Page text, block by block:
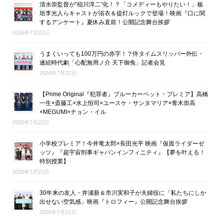
清水崇監督が“稲川淳二”化！？「コメディーもやりたい！」板
垣李光人らキャストが浴衣＆提灯ルックで登場！映画『口に関
するアンケート』夏休み直前！公開記念舞台挨拶
2026年7月22日
うまくいっても100万円の赤字！？侍タイムスリッパー外伝・
連続時代劇「心配無用ノ介 天下御免」記者会見
2026年7月22日
【Prime Original『犯罪者』ブルーカーペット・プレミア】高橋
一生×斎藤工×水上恒司×ユースケ・サンタマリア×青木崇高
×MEGUMI×チョン・イル
2026年7月22日
小学校プレミア！今井竜太郎×長田光平 映画『仮面ライダーゼ
ッツ』『超宇宙刑事ギャバンインフィニティ』【夢を叶える！
特別授業】
2026年7月21日
30年来の友人・井浦新＆市川実和子が夫婦役に「私たちにしか
出せない空気感」映画『トロフィー』公開記念舞台挨拶
2026年7月21日